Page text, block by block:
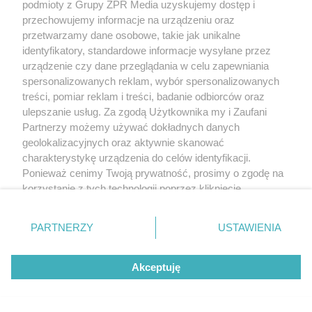
okapu. Zaschnięty tłuszcz i brud
znikną bez szorowania
PŁYWANIE
rywalizacji po przerwie. Celuje w
jubileuszowe medale na ME
podmioty z Grupy ZPR Media uzyskujemy dostęp i
przechowujemy informacje na urządzeniu oraz
przetwarzamy dane osobowe, takie jak unikalne
identyfikatory, standardowe informacje wysyłane przez
urządzenie czy dane przeglądania w celu zapewniania
spersonalizowanych reklam, wybór spersonalizowanych
treści, pomiar reklam i treści, badanie odbiorców oraz
ulepszanie usług. Za zgodą Użytkownika my i Zaufani
Partnerzy możemy używać dokładnych danych
geolokalizacyjnych oraz aktywnie skanować
charakterystykę urządzenia do celów identyfikacji.
Ponieważ cenimy Twoją prywatność, prosimy o zgodę na
korzystanie z tych technologii poprzez kliknięcie
zmienić/wycofać klikając przycisk ustawień prywatności
znajdujący się w lewym dolnym rogu strony
rodzaje przetwarzania danych nie wymagają zgody
użytkownika, ale masz prawo sprzeciwić się takiemu
przetwarzaniu. Preferencje będą miały zastosowanie tylko
PARTNERZY USTAWIENIA
Akceptuję